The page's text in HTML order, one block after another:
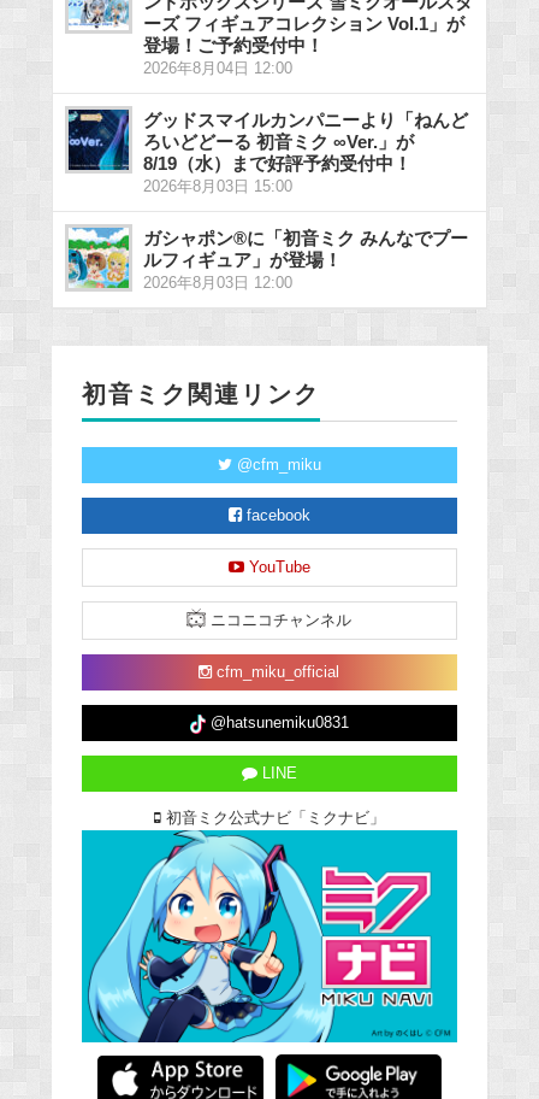
ーズ フィギュアコレクション Vol.1」が
登場！ご予約受付中！
2026年8月04日 12:00
グッドスマイルカンパニーより「ねんど
ろいどどーる 初音ミク ∞Ver.」が
8/19（水）まで好評予約受付中！
2026年8月03日 15:00
ガシャポン®に「初音ミク みんなでプー
ルフィギュア」が登場！
2026年8月03日 12:00
初音ミク関連リンク
@cfm_miku
facebook
YouTube
ニコニコチャンネル
cfm_miku_official
@hatsunemiku0831
LINE
初音ミク公式ナビ「ミクナビ」